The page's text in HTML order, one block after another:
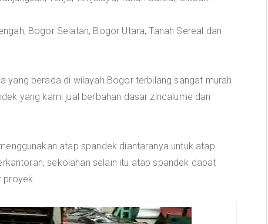
Bogor Selatan, Bogor Utara, Tanah Sereal dan
yang berada di wilayah Bogor terbilang sangat murah
yang kami jual berbahan dasar zincalume dan
atap spandek diantaranya untuk atap
sekolahan selain itu atap spandek dapat
proyek.